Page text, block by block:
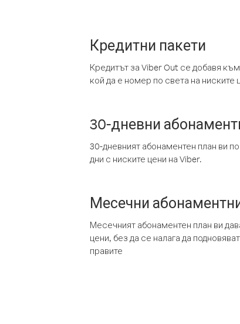
Кредитни пакети
Кредитът за Viber Out се добавя
кой да е номер по света на ниските
30-дневни
30-дневният абонаментен план ви
дни с ниските цени на Viber.
Месечни
Месечният абонаментен план ви
цени, без да се налага да
правите